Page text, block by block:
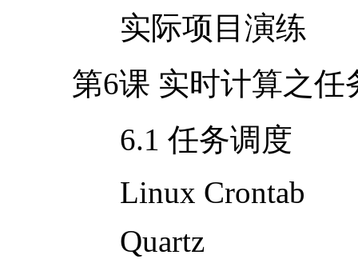
实际项目演练
第6课 实时计算之任
6.1 任务调度
Linux Crontab
Quartz